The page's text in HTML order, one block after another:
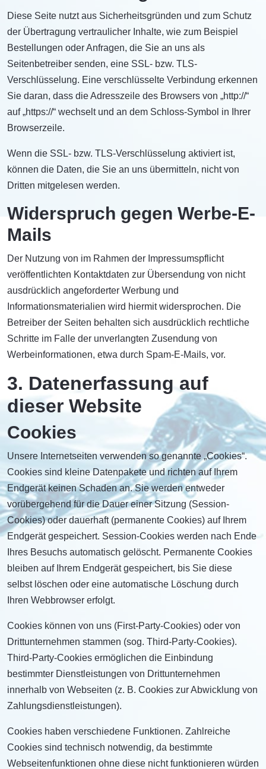
Diese Seite nutzt aus Sicherheitsgründen und zum Schutz
der Übertragung vertraulicher Inhalte, wie zum Beispiel
Bestellungen oder Anfragen, die Sie an uns als
Seitenbetreiber senden, eine SSL- bzw. TLS-
Verschlüsselung. Eine verschlüsselte Verbindung erkennen
Sie daran, dass die Adresszeile des Browsers von „http://“
auf „https://“ wechselt und an dem Schloss-Symbol in Ihrer
Browserzeile.
Wenn die SSL- bzw. TLS-Verschlüsselung aktiviert ist,
können die Daten, die Sie an uns übermitteln, nicht von
Dritten mitgelesen werden.
Widerspruch gegen Werbe-E-
Mails
Der Nutzung von im Rahmen der Impressumspflicht
veröffentlichten Kontaktdaten zur Übersendung von nicht
ausdrücklich angeforderter Werbung und
Informationsmaterialien wird hiermit widersprochen. Die
Betreiber der Seiten behalten sich ausdrücklich rechtliche
Schritte im Falle der unverlangten Zusendung von
Werbeinformationen, etwa durch Spam-E-Mails, vor.
3. Datenerfassung auf
dieser Website
Cookies
Unsere Internetseiten verwenden so genannte „Cookies“.
Cookies sind kleine Datenpakete und richten auf Ihrem
Endgerät keinen Schaden an. Sie werden entweder
vorübergehend für die Dauer einer Sitzung (Session-
Cookies) oder dauerhaft (permanente Cookies) auf Ihrem
Endgerät gespeichert. Session-Cookies werden nach Ende
Ihres Besuchs automatisch gelöscht. Permanente Cookies
bleiben auf Ihrem Endgerät gespeichert, bis Sie diese
selbst löschen oder eine automatische Löschung durch
Ihren Webbrowser erfolgt.
Cookies können von uns (First-Party-Cookies) oder von
Drittunternehmen stammen (sog. Third-Party-Cookies).
Third-Party-Cookies ermöglichen die Einbindung
bestimmter Dienstleistungen von Drittunternehmen
innerhalb von Webseiten (z. B. Cookies zur Abwicklung von
Zahlungsdienstleistungen).
Cookies haben verschiedene Funktionen. Zahlreiche
Cookies sind technisch notwendig, da bestimmte
Webseitenfunktionen ohne diese nicht funktionieren würden